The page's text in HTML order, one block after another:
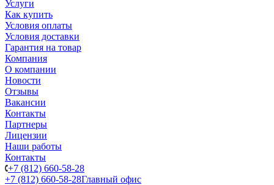
Услуги
Как купить
Условия оплаты
Условия доставки
Гарантия на товар
Компания
О компании
Новости
Отзывы
Вакансии
Контакты
Партнеры
Лицензии
Наши работы
Контакты
+7 (812) 660-58-28
+7 (812) 660-58-28Главный офис